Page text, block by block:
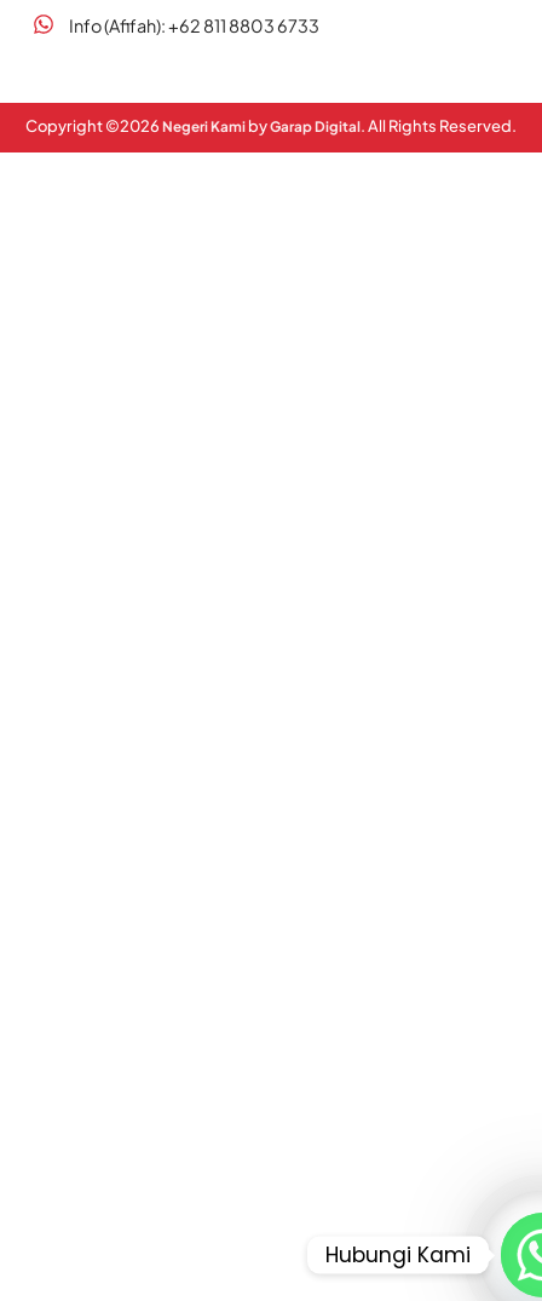
Info (Afifah): +62 811 8803 6733
Copyright ©2026 Negeri Kami byGarap Digital. All Rights Reserved.
Hubungi Kami